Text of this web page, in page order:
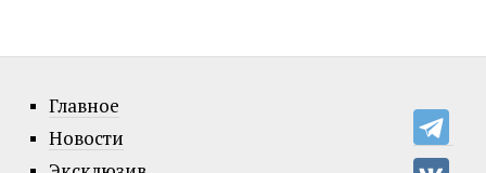
Главное
Новости